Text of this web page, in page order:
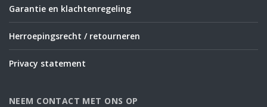
Garantie en klachtenregeling
Herroepingsrecht / retourneren
Privacy statement
NEEM CONTACT MET ONS OP